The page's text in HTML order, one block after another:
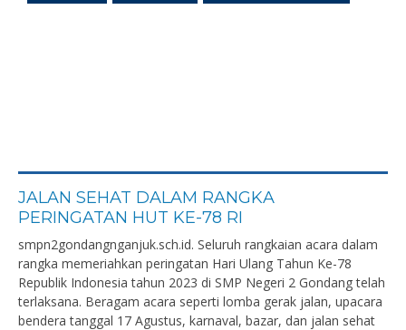
JALAN SEHAT DALAM RANGKA
PERINGATAN HUT KE-78 RI
smpn2gondangnganjuk.sch.id. Seluruh rangkaian acara dalam
rangka memeriahkan peringatan Hari Ulang Tahun Ke-78
Republik Indonesia tahun 2023 di SMP Negeri 2 Gondang telah
terlaksana. Beragam acara seperti lomba gerak jalan, upacara
bendera tanggal 17 Agustus, karnaval, bazar, dan jalan sehat